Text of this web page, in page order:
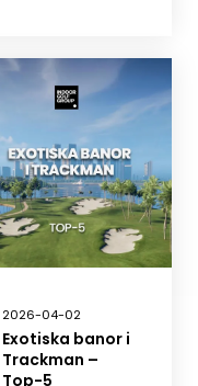
2026-04-02
Exotiska banor i
Trackman –
Top-5